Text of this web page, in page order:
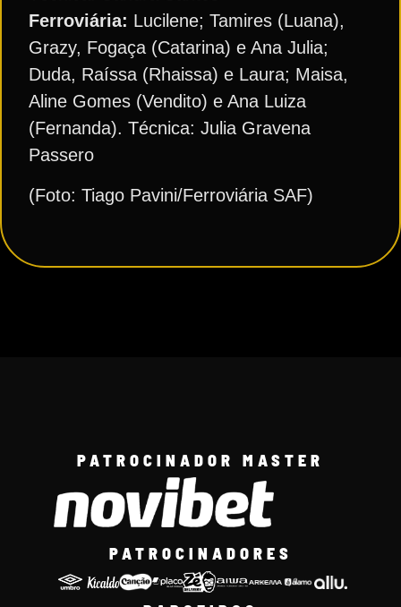
Ferroviária: Lucilene; Tamires (Luana),
Grazy, Fogaça (Catarina) e Ana Julia;
Duda, Raíssa (Rhaissa) e Laura; Maisa,
Aline Gomes (Vendito) e Ana Luiza
(Fernanda). Técnica: Julia Gravena
Passero
(Foto: Tiago Pavini/Ferroviária SAF)
PATROCINADOR MASTER
PATROCINADORES